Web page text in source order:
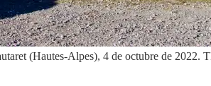
(Hautes-Alpes), 4 de octubre de 2022.